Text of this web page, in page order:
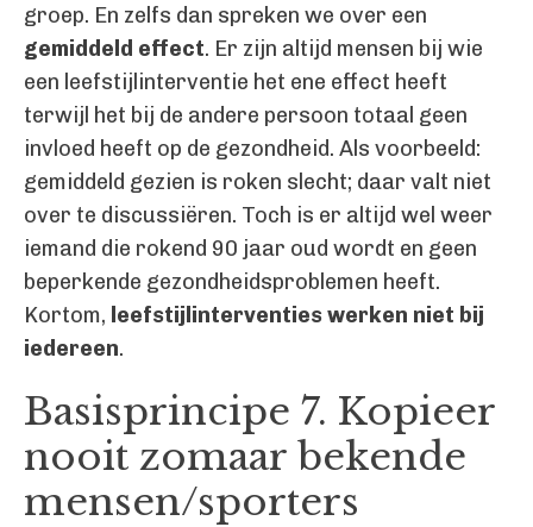
groep. En zelfs dan spreken we over een
gemiddeld effect. Er zijn altijd mensen bij wie
een leefstijlinterventie het ene effect heeft
terwijl het bij de andere persoon totaal geen
invloed heeft op de gezondheid. Als voorbeeld:
gemiddeld gezien is roken slecht; daar valt niet
over te discussiëren. Toch is er altijd wel weer
iemand die rokend 90 jaar oud wordt en geen
beperkende gezondheidsproblemen heeft.
Kortom, leefstijlinterventies werken niet bij
iedereen.
Basisprincipe 7. Kopieer
nooit zomaar bekende
mensen/sporters